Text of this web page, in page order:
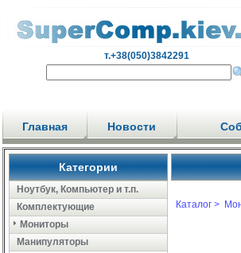
т.+38(050)3842291
Главная Новости
Категории
Ноутбук, Компьютер и т.п.
Комплектующие
Мониторы
Манипуляторы
Каталог >